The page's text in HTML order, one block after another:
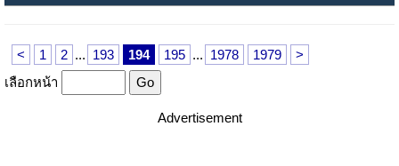
< 1 2 ... 193 194 195 ... 1978 1979
>
เลือกหน้า
Advertisement